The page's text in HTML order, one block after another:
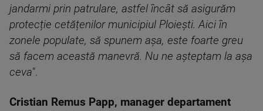
jandarmi prin patrulare, astfel încât să asigurăm
protecție cetățenilor municipiul Ploiești. Aici în
zonele populate, să spunem așa, este foarte greu
să facem această manevră. Nu ne așteptam la așa
ceva".
Cristian Remus Papp, manager departament